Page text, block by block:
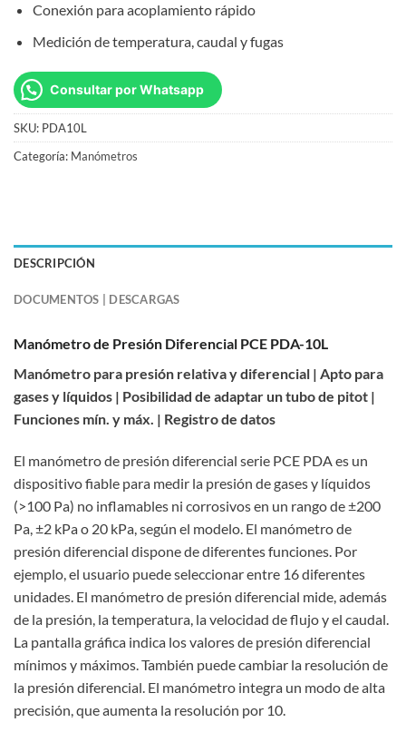
Conexión para acoplamiento rápido
Medición de temperatura, caudal y fugas
Consultar por Whatsapp
SKU: PDA10L
Categoría: Manómetros
DESCRIPCIÓN
DOCUMENTOS | DESCARGAS
Manómetro de Presión Diferencial PCE PDA-10L
Manómetro para presión relativa y diferencial | Apto para
gases y líquidos | Posibilidad de adaptar un tubo de pitot |
Funciones mín. y máx. | Registro de datos
El manómetro de presión diferencial serie PCE PDA es un
dispositivo fiable para medir la presión de gases y líquidos
(>100 Pa) no inflamables ni corrosivos en un rango de ±200
Pa, ±2 kPa o 20 kPa, según el modelo. El manómetro de
presión diferencial dispone de diferentes funciones. Por
ejemplo, el usuario puede seleccionar entre 16 diferentes
unidades. El manómetro de presión diferencial mide, además
de la presión, la temperatura, la velocidad de flujo y el caudal.
La pantalla gráfica indica los valores de presión diferencial
mínimos y máximos. También puede cambiar la resolución de
la presión diferencial. El manómetro integra un modo de alta
precisión, que aumenta la resolución por 10.